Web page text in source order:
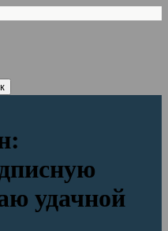
удачной